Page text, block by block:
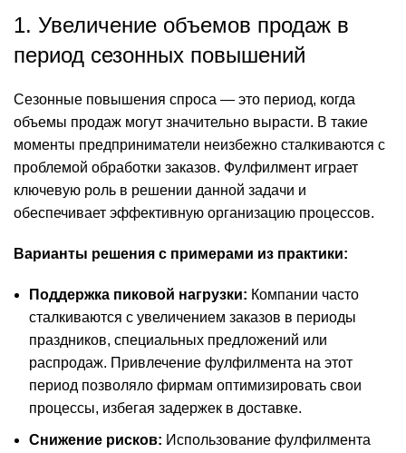
1. Увеличение объемов продаж в
период сезонных повышений
Сезонные повышения спроса — это период, когда
объемы продаж могут значительно вырасти. В такие
моменты предприниматели неизбежно сталкиваются с
проблемой обработки заказов. Фулфилмент играет
ключевую роль в решении данной задачи и
обеспечивает эффективную организацию процессов.
Варианты решения с примерами из практики:
Поддержка пиковой нагрузки: Компании часто
сталкиваются с увеличением заказов в периоды
праздников, специальных предложений или
распродаж. Привлечение фулфилмента на этот
период позволяло фирмам оптимизировать свои
процессы, избегая задержек в доставке.
Снижение рисков: Использование фулфилмента